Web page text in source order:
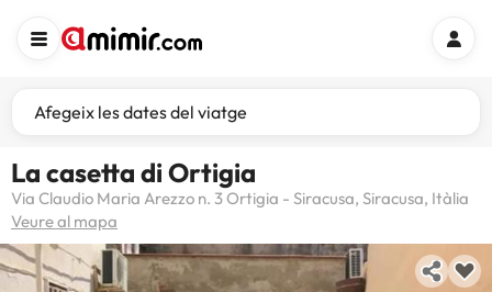
Afegeix les dates del viatge
La casetta di Ortigia
Via Claudio Maria Arezzo n. 3 Ortigia - Siracusa, Siracusa, Itàlia
Veure al mapa